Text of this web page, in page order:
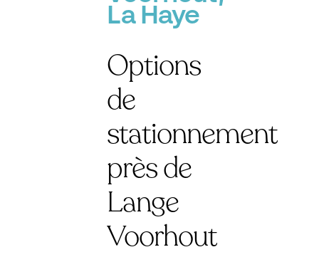
La Haye
Options
de
stationnement
près de
Lange
Voorhout